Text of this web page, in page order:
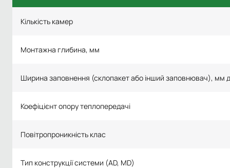
Кількість камер
Монтажна глибина, мм
Ширина заповнення (склопакет або інший заповнювач), мм
Коефіцієнт опору теплопередачі
Повітропроникність клас
Тип конструкції системи (AD, MD)